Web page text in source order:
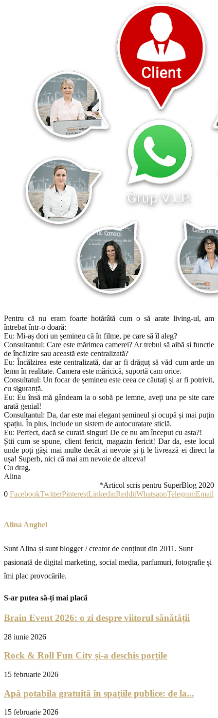
Pentru că nu eram foarte hotărâtă cum o să arate living-ul, am
întrebat într-o doară:
Eu: Mi-aș dori un șemineu că în filme, pe care să îl aleg?
Consultantul: Care este mărimea camerei? Ar trebui să aibă și funcție
de încălzire sau această este centralizată?
Eu: Încălzirea este centralizată, dar ar fi drăguț să văd cum arde un
lemn în realitate. Camera este măricică, suportă cam orice.
Consultatul: Un focar de șemineu este ceea ce căutați și ar fi potrivit,
cu siguranță.
Eu: Eu însă mă gândeam la o sobă pe lemne, aveți una pe site care
arată genial!
Consultantul: Da, dar este mai elegant șemineul și ocupă și mai puțin
spațiu. În plus, include un sistem de autocuratare sticlă.
Eu: Perfect, dacă se curată singur! De ce nu am început cu asta?!
Știi cum se spune, client fericit, magazin fericit! Dar da, este locul
unde poți găși mai multe decât ai nevoie și ți le livrează ei direct la
ușa! Superb, nici că mai am nevoie de altceva!
Cu drag,
Alina
*Articol scris pentru SuperBlog 2020
0 FacebookTwitterPinterestLinkedinRedditWhatsappTelegramEmail
Alina Anghel
Sunt Alina și sunt blogger / creator de conținut din 2011. Sunt
pasionată de digital marketing, social media, parfumuri, fotografie și
îmi plac provocările.
S-ar putea să-ți mai placă
Brain Event 2026: o zi despre viitorul sănătății
28 iunie 2026
Rock & Roll Fun City și-a deschis porțile
15 februarie 2026
Apă potabila gratuită în spațiile publice: de la...
15 februarie 2026